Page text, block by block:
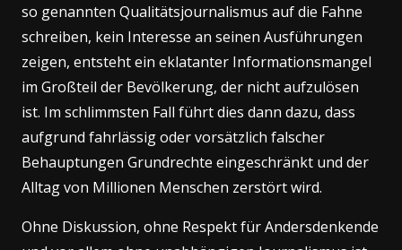
so genannten Qualitätsjournalismus auf die Fahne
schreiben, kein Interesse an seinen Ausführungen
zeigen, entsteht ein eklatanter Informationsmangel
im Großteil der Bevölkerung, der nicht aufzulösen
ist. Im schlimmsten Fall führt dies dann dazu, dass
aufgrund fahrlässig oder vorsätzlich falscher
Behauptungen Grundrechte eingeschränkt und der
Alltag von Millionen Menschen zerstört wird.
Ohne Diskussion, ohne Respekt für Andersdenkende